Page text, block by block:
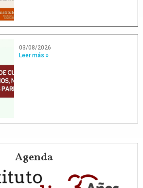
03/08/2026
Leer más »
Agenda